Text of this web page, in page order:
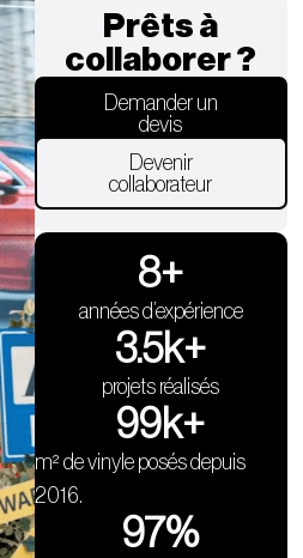
Prêts à
collaborer ?
Demander un
devis
Devenir
collaborateur
années d’expérience
9+
projets réalisés
3.5k+
m² de vinyle posés depuis
2016.
100k+
98%